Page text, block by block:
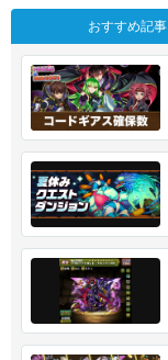
おすすめ記事